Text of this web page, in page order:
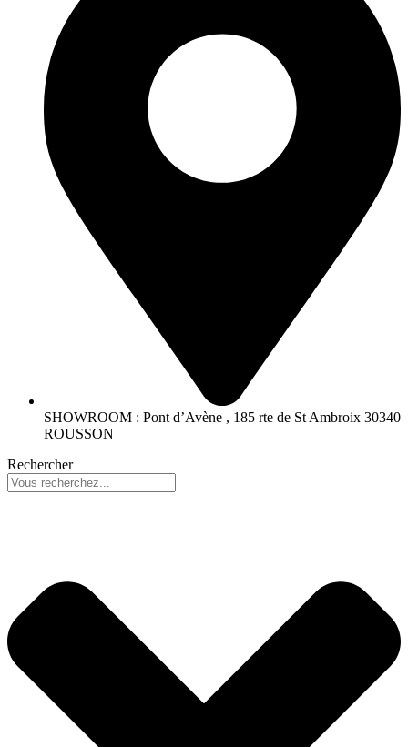
SHOWROOM : Pont d’Avène , 185 rte de St Ambroix 30340
ROUSSON
Rechercher